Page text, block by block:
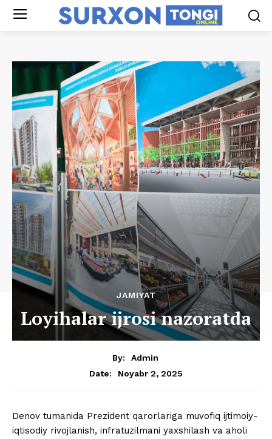
JAMIYAT
Loyihalar ijrosi nazoratda
By:
Admin
Date:
Noyabr 2, 2025
Denov tumanida Prezident qarorlariga muvofiq ijtimoiy-
iqtisodiy rivojlanish, infratuzilmani yaxshilash va aholi